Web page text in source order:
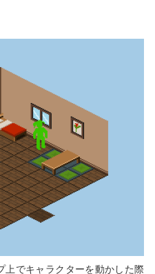
上でキャラクターを動かした際